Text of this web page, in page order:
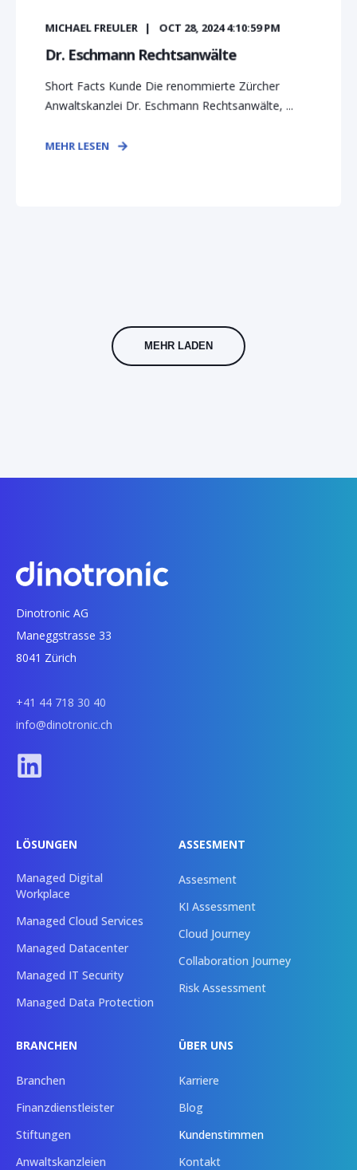
MICHAEL FREULER OCT 28, 2024 4:10:59 PM
Dr. Eschmann Rechtsanwälte
Short Facts Kunde Die renommierte Zürcher
Anwaltskanzlei Dr. Eschmann Rechtsanwälte, ...
MEHR LESEN
MEHR LADEN
Dinotronic AG
Maneggstrasse 33
8041 Zürich
+41 44 718 30 40
info@dinotronic.ch
LÖSUNGEN
Managed Digital
Workplace
Managed Cloud Services
Managed Datacenter
Managed IT Security
Managed Data Protection
ASSESMENT
Assesment
KI Assessment
Cloud Journey
Collaboration Journey
Risk Assessment
BRANCHEN
Branchen
Finanzdienstleister
Stiftungen
Anwaltskanzleien
ÜBER UNS
Karriere
Blog
Kundenstimmen
Kontakt